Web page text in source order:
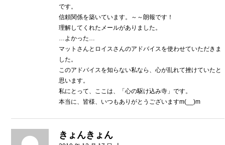
です。
信頼関係を築いています。～～朗報です！
理解してくれたメールがありました。
…よかった…
マットさんとロイスさんのアドバイスを使わせていただきま
した。
このアドバイスを知らない私なら、心が乱れて挫けていたと
思います。
私にとって、ここは、「心の駆け込み寺」です。
本当に、皆様、いつもありがとうございますm(__)m
きょんきょん